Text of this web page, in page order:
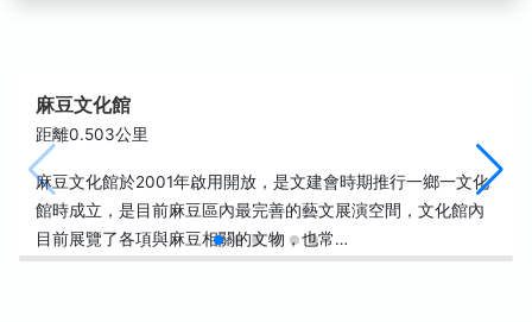
麻豆文化館
距離0.503公里
麻豆文化館於2001年啟用開放，是文建會時期推行一鄉一文化
館時成立，是目前麻豆區內最完善的藝文展演空間，文化館內
目前展覽了各項與麻豆相關的文物，也常…